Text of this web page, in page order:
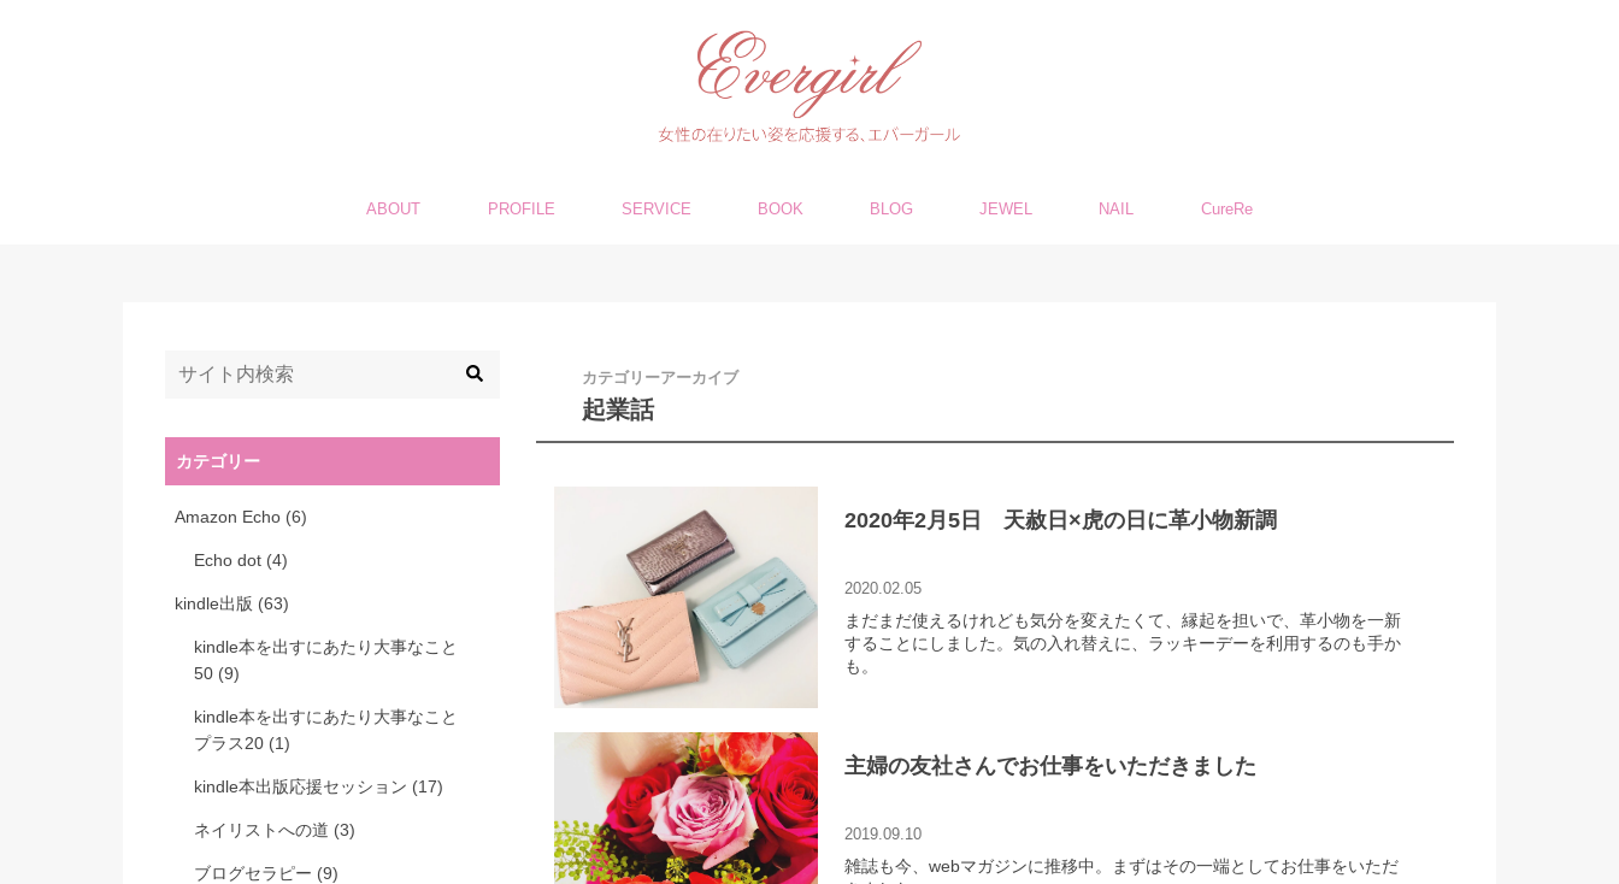
ABOUT PROFILE SERVICE BOOK BLOG JEWEL NAIL CureRe
カテゴリーアーカイブ
起業話
2020年2月5日 天赦日×虎の日に革小物新調
2020.02.05
まだまだ使えるけれども気分を変えたくて、縁起を担いで、革小物を一新
することにしました。気の入れ替えに、ラッキーデーを利用するのも手か
も。
主婦の友社さんでお仕事をいただきました
2019.09.10
雑誌も今、webマガジンに推移中。まずはその一端としてお仕事をいただ
カテゴリー
Amazon Echo (6)
Echo dot (4)
kindle出版 (63)
kindle本を出すにあたり大事なこと
50 (9)
kindle本を出すにあたり大事なこと
プラス20 (1)
kindle本出版応援セッション (17)
ネイリストへの道 (3)
ブログセラピー (9)